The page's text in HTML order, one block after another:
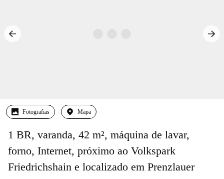
Fotografias Mapa
1 BR, varanda, 42 m², máquina de lavar,
forno, Internet, próximo ao Volkspark
Friedrichshain e localizado em Prenzlauer